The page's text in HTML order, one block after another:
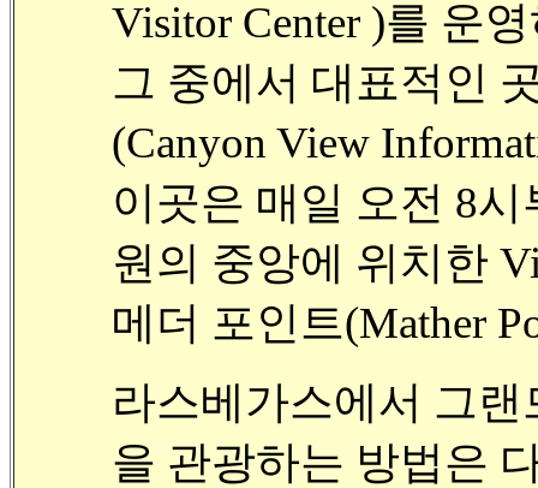
Visitor Center )를 운
그 중에서 대표적인
(Canyon View
이곳은 매일 오전 8
원의 중앙에 위치한
메더 포인트(Mather
라스베가스에서 그랜
을 관광하는 방법은